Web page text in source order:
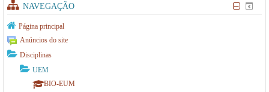
NAVEGAÇÃO
Página principal
Anúncios do site
Disciplinas
UEM
BIO-EUM